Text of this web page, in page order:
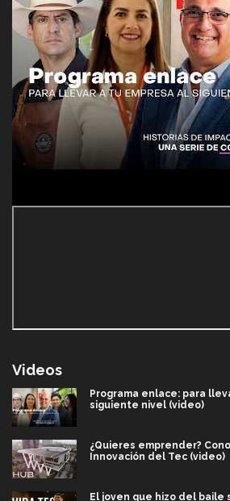
Videos
Programa enlace: para
siguiente nivel (video)
¿Quieres emprender?
Innovación del Tec (video)
El joven que hizo del baile